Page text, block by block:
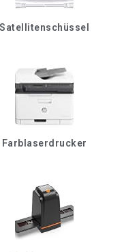
Satellitenschüssel
Farblaserdrucker